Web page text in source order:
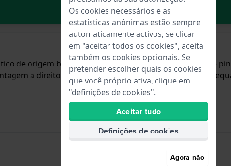
No carrinho
de origem biológica e está fixada ao relógio através de
a direito, o que significa que esta bracelete só é
Os cookies necessários e as
estatísticas anónimas estão sempre
automaticamente activos; se clicar
em "aceitar todos os cookies", aceita
também os cookies opcionais. Se
pretender escolher quais os cookies
que você próprio ativa, clique em
"definições de cookies".
Aceitar tudo
Definições de cookies
Agora não